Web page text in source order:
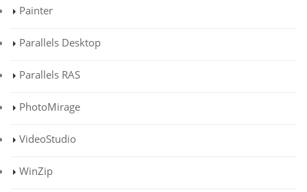
Painter
Parallels Desktop
Parallels RAS
PhotoMirage
VideoStudio
WinZip